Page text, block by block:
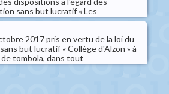
sans but lucratif « Les
2017 pris en vertu de la loi du
but lucratif « Collège d'Alzon » à
tombola, dans tout